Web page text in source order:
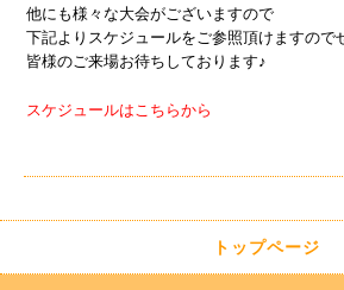
他にも様々な大会がございますので
下記よりスケジュールをご参照頂けますので
皆様のご来場お待ちしております♪
スケジュールはこちらから
トップページ